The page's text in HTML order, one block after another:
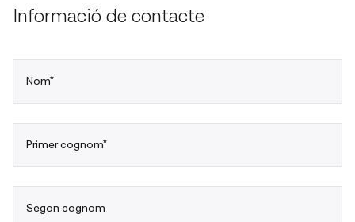
Informació de contacte
Nom*
Primer cognom*
Segon cognom